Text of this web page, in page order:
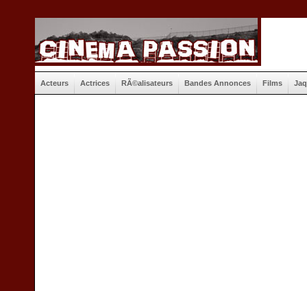
Acteurs Actrices RÃ©alisateurs Bandes Annonces Films